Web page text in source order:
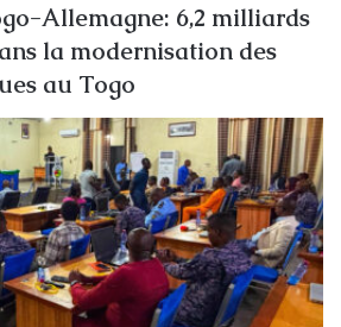
Allemagne: 6,2 milliards
la modernisation des
au Togo